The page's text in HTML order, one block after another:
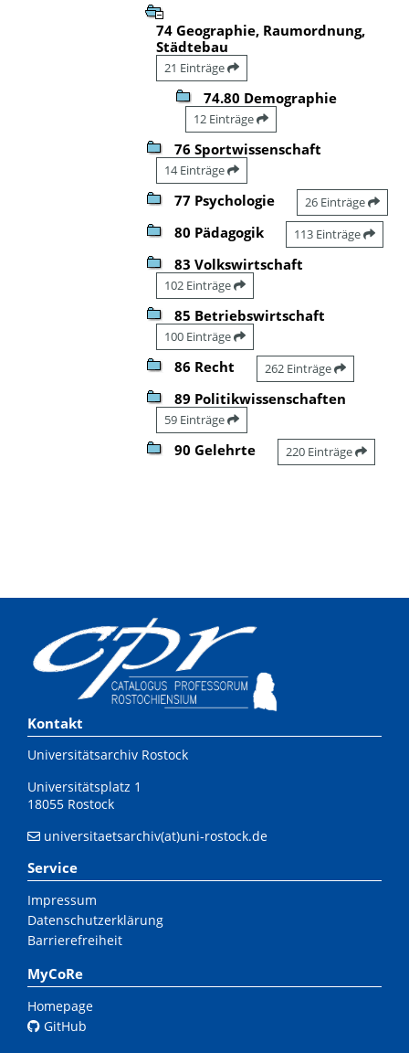
74 Geographie, Raumordnung,
Städtebau
21 Einträge
74.80 Demographie
12 Einträge
76 Sportwissenschaft
14 Einträge
77 Psychologie 26 Einträge
80 Pädagogik 113 Einträge
83 Volkswirtschaft
102 Einträge
85 Betriebswirtschaft
100 Einträge
86 Recht 262 Einträge
89 Politikwissenschaften
59 Einträge
90 Gelehrte 220 Einträge
Kontakt
Universitätsarchiv Rostock
Universitätsplatz 1
18055 Rostock
universitaetsarchiv(at)uni-rostock.de
Service
Impressum
Datenschutzerklärung
Barrierefreiheit
MyCoRe
Homepage
GitHub